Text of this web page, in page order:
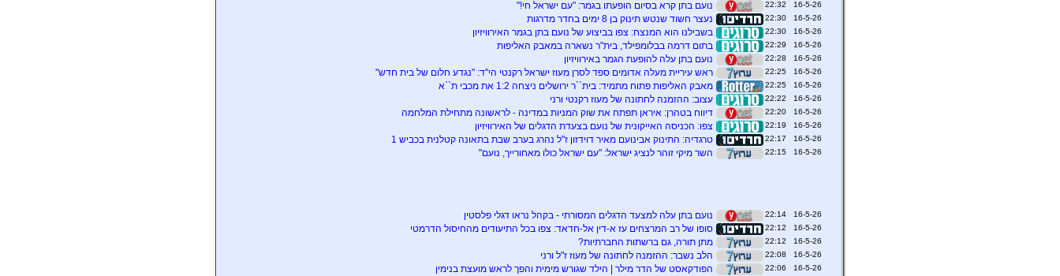
16-5-26 22:32 נועם בתן קרא בסיום הופעתו בגמר: "עם ישראל חי!"
16-5-26 22:30 נעצר חשוד שנטש תינוק בן 8 ימים בחדר מדרגות
16-5-26 22:30 בשבילנו הוא המנצח: צפו בביצוע של נועם בתן בגמר האירוויזיון
16-5-26 22:29 בתום דרמה בבלומפילד, בית"ר נשארה במאבק האליפות
16-5-26 22:28 נועם בתן עלה להופעת הגמר באירוויזיון
16-5-26 22:25 ראש עיריית מעלה אדומים ספד לסרן מעוז ישראל רקנטי הי"ד: "נגדע חלום של בית חדש"
16-5-26 22:25 מאבק האליפות פתוח מתמיד: בית``ר ירושלים ניצחה 1:2 את מכבי ת``א
16-5-26 22:22 עצוב: ההזמנה לחתונה של מעוז רקנטי ורני
16-5-26 22:20 דיווח בטהרן: איראן תפתח את שוק המניות במדינה - לראשונה מתחילת המלחמה
16-5-26 22:19 צפו: הכניסה האייקונית של נועם בצעדת הדגלים של האירוויזיון
16-5-26 22:17 טרגדיה: התינוק אבינועם מאיר דוידזון ז"ל נהרג בערב שבת בתאונה קטלנית בכביש 1
16-5-26 22:15 השר מיקי זוהר לנציג ישראל: "עם ישראל כולו מאחורייך, נועם"
16-5-26 22:14 נועם בתן עלה למצעד הדגלים המסורתי - בקהל נראו דגלי פלסטין
16-5-26 22:12 סופו של רב המרצחים עז א-דין אל-חדאד: צפו בכל התיעודים מהחיסול הדרמטי
16-5-26 22:12 מתן תורה, גם ברשתות החברתיות?
16-5-26 22:08 הלב נשבר: ההזמנה לחתונה של מעוז ז"ל ורני
16-5-26 22:06 הפודקאסט של הדר מילר | הילד שגורש מימית והפך לראש מועצת בנימין